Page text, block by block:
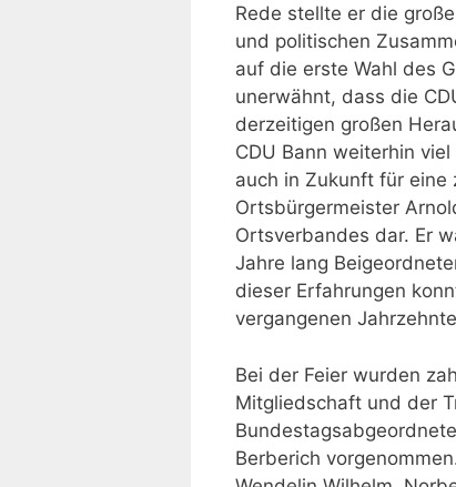
Rede stellte er die
und politischen
auf die erste Wahl des
unerwähnt, dass die
derzeitigen großen
CDU Bann weiterhin
auch in Zukunft für eine
Ortsbürgermeister
Ortsverbandes dar. Er
Jahre lang
dieser Erfahrungen
vergangenen
Bei der Feier wurden
Mitgliedschaft und der
Berberich